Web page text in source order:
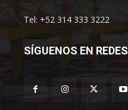
Tel: +52 314 333 3222
SÍGUENOS EN REDES